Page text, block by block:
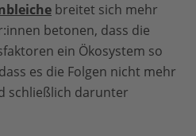
breitet sich mehr
betonen, dass die
ein Ökosystem so
es die Folgen nicht mehr
schließlich darunter